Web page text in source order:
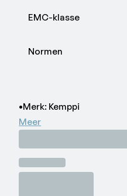
EMC-klasse
Normen
•Merk: Kemppi
Meer